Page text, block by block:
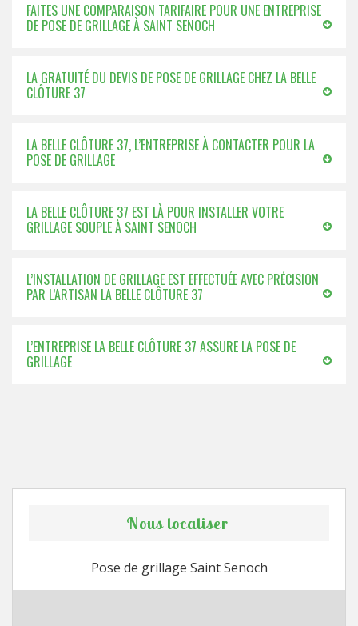
FAITES UNE COMPARAISON TARIFAIRE POUR UNE ENTREPRISE
DE POSE DE GRILLAGE À SAINT SENOCH
LA GRATUITÉ DU DEVIS DE POSE DE GRILLAGE CHEZ LA BELLE
CLÔTURE 37
LA BELLE CLÔTURE 37, L’ENTREPRISE À CONTACTER POUR LA
POSE DE GRILLAGE
LA BELLE CLÔTURE 37 EST LÀ POUR INSTALLER VOTRE
GRILLAGE SOUPLE À SAINT SENOCH
L’INSTALLATION DE GRILLAGE EST EFFECTUÉE AVEC PRÉCISION
PAR L’ARTISAN LA BELLE CLÔTURE 37
L’ENTREPRISE LA BELLE CLÔTURE 37 ASSURE LA POSE DE
GRILLAGE
Nous localiser
Pose de grillage Saint Senoch